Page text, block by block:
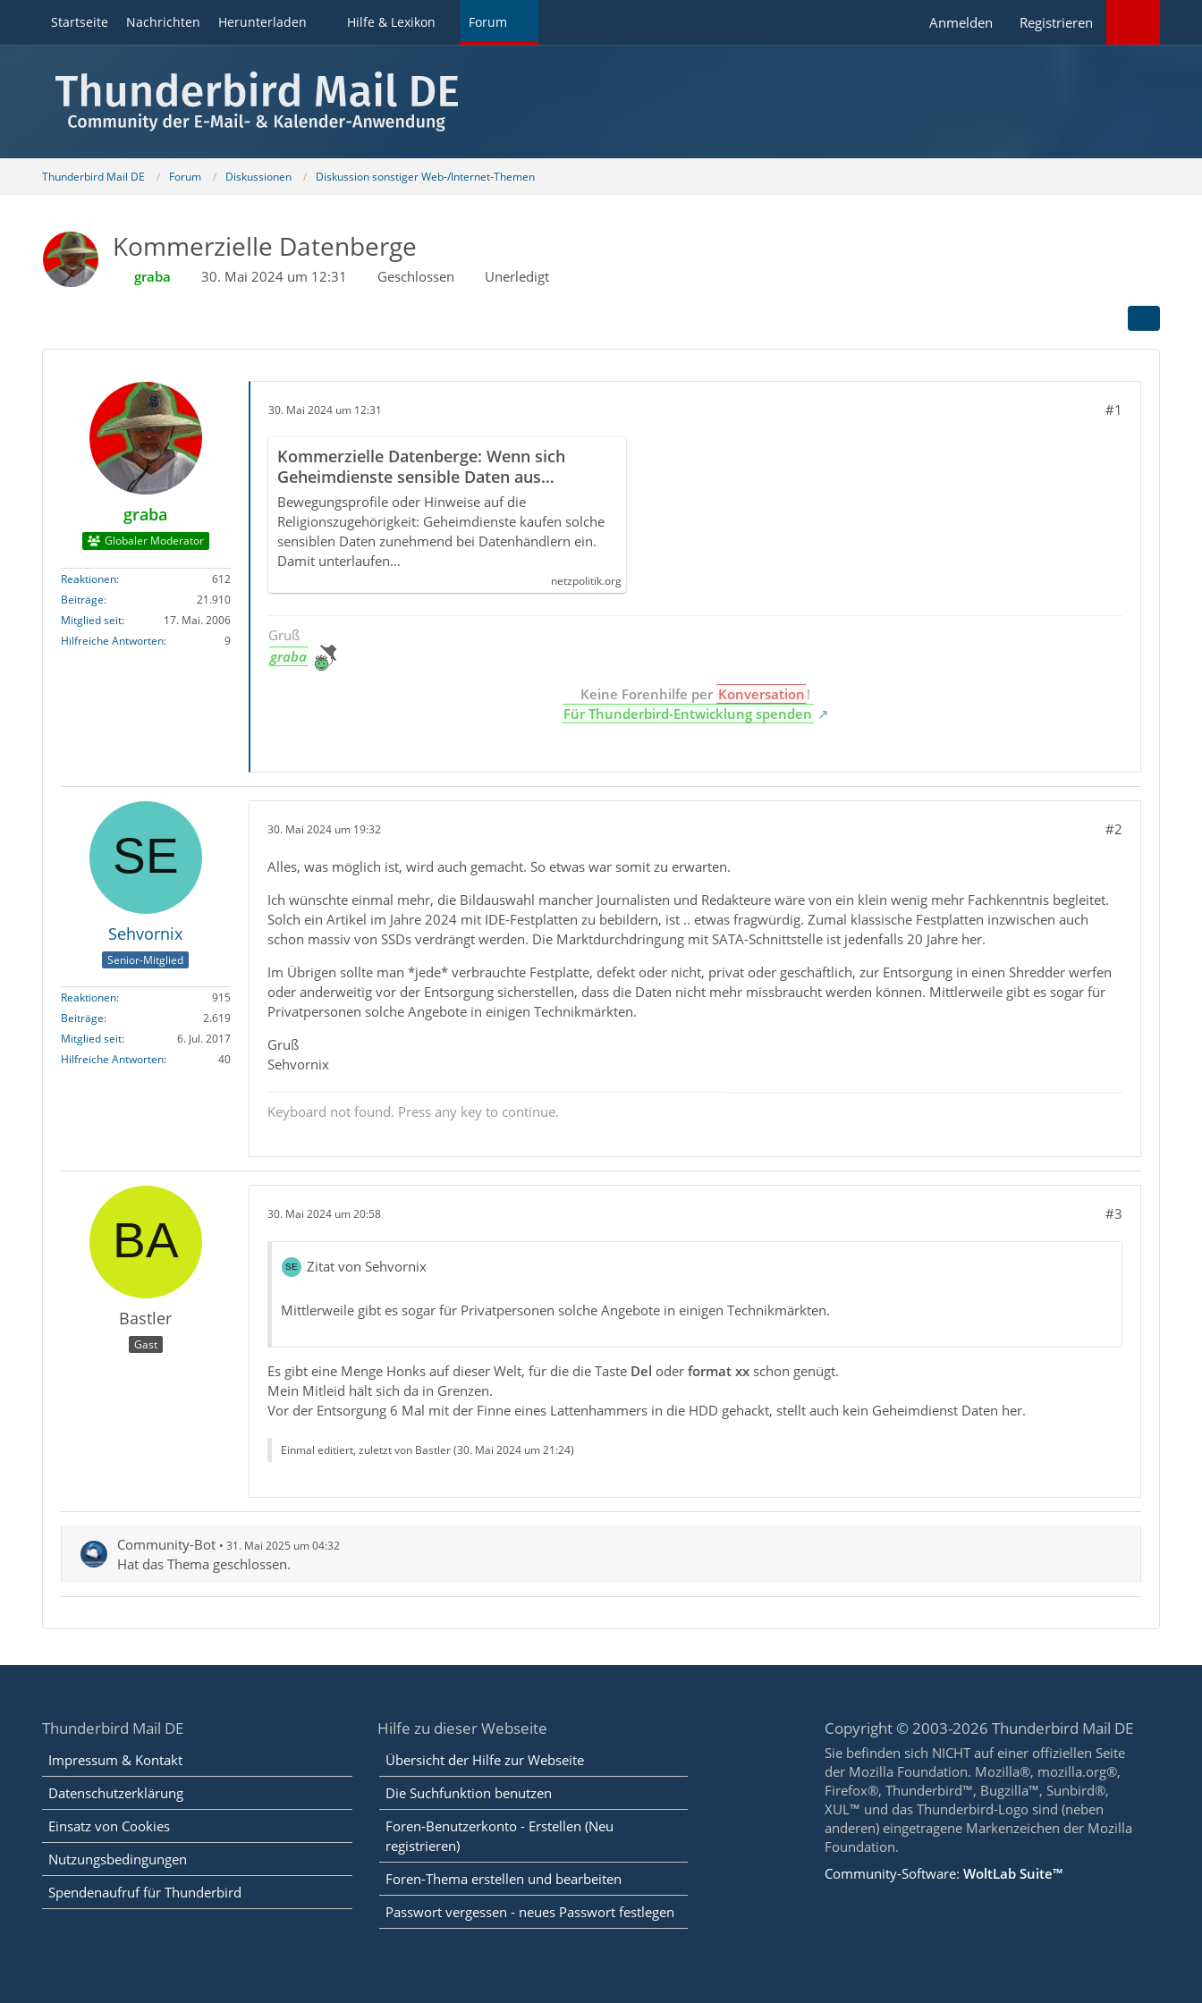
Startseite Nachrichten Herunterladen Hilfe & Lexikon Forum Anmelden Registrieren
Thunderbird Mail DE Forum Diskussionen Diskussion sonstiger Web-/Internet-Themen
Kommerzielle Datenberge
graba 30. Mai 2024 um 12:31 Geschlossen Unerledigt
graba
Globaler Moderator
Reaktionen
612
Beiträge
21.910
Mitglied seit
17. Mai. 2006
Hilfreiche Antworten
9
30. Mai 2024 um 12:31 #1
Kommerzielle Datenberge: Wenn sich
Geheimdienste sensible Daten aus
Smartphone-Apps besorgen
Bewegungsprofile oder Hinweise auf die
Religionszugehörigkeit: Geheimdienste kaufen solche
sensiblen Daten zunehmend bei Datenhändlern ein.
Damit unterlaufen…
netzpolitik.org
Gruß
graba
Keine Forenhilfe per Konversation !
Für Thunderbird-Entwicklung spenden
Sehvornix
Senior-Mitglied
Reaktionen
915
Beiträge
2.619
Mitglied seit
6. Jul. 2017
Hilfreiche Antworten
40
30. Mai 2024 um 19:32 #2
Alles, was möglich ist, wird auch gemacht. So etwas war somit zu erwarten.
Ich wünschte einmal mehr, die Bildauswahl mancher Journalisten und Redakteure wäre von ein klein wenig mehr Fachkenntnis begleitet.
Solch ein Artikel im Jahre 2024 mit IDE-Festplatten zu bebildern, ist .. etwas fragwürdig. Zumal klassische Festplatten inzwischen auch
schon massiv von SSDs verdrängt werden. Die Marktdurchdringung mit SATA-Schnittstelle ist jedenfalls 20 Jahre her.
Im Übrigen sollte man *jede* verbrauchte Festplatte, defekt oder nicht, privat oder geschäftlich, zur Entsorgung in einen Shredder werfen
oder anderweitig vor der Entsorgung sicherstellen, dass die Daten nicht mehr missbraucht werden können. Mittlerweile gibt es sogar für
Privatpersonen solche Angebote in einigen Technikmärkten.
Gruß
Sehvornix
Keyboard not found. Press any key to continue.
Bastler
Gast
30. Mai 2024 um 20:58 #3
Zitat von Sehvornix
Mittlerweile gibt es sogar für Privatpersonen solche Angebote in einigen Technikmärkten.
Es gibt eine Menge Honks auf dieser Welt, für die die Taste Del oder format xxschon genügt.
Mein Mitleid hält sich da in Grenzen.
Vor der Entsorgung 6 Mal mit der Finne eines Lattenhammers in die HDD gehackt, stellt auch kein Geheimdienst Daten her.
Einmal editiert, zuletzt von Bastler (30. Mai 2024 um 21:24)
Community-Bot 31. Mai 2025 um 04:32
Hat das Thema geschlossen.
Thunderbird Mail DE
Impressum & Kontakt
Datenschutzerklärung
Einsatz von Cookies
Nutzungsbedingungen
Spendenaufruf für Thunderbird
Hilfe zu dieser Webseite
Übersicht der Hilfe zur Webseite
Die Suchfunktion benutzen
Foren-Benutzerkonto - Erstellen (Neu
registrieren)
Foren-Thema erstellen und bearbeiten
Passwort vergessen - neues Passwort festlegen
Copyright © 2003-2026 Thunderbird Mail DE
Sie befinden sich NICHT auf einer offiziellen Seite
der Mozilla Foundation. Mozilla®, mozilla.org®,
Firefox®, Thunderbird™, Bugzilla™, Sunbird®,
XUL™ und das Thunderbird-Logo sind (neben
anderen) eingetragene Markenzeichen der Mozilla
Foundation.
Community-Software:WoltLab Suite™